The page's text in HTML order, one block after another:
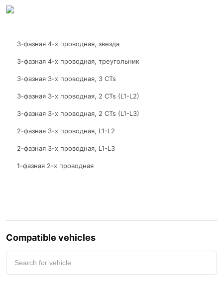
3-фазная 4-х проводная, звезда
3-фазная 4-х проводная, треугольник
3-фазная 3-х проводная, 3 CTs
3-фазная 3-х проводная, 2 CTs (L1-L2)
3-фазная 3-х проводная, 2 CTs (L1-L3)
2-фазная 3-х проводная, L1-L2
2-фазная 3-х проводная, L1-L3
1-фазная 2-х проводная
Compatible vehicles